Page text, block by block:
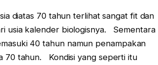
70 tahun terlihat sangat fit dan
usia kalender biologisnya. Sementara
40 tahun namun penampakan
70 tahun. Kondisi yang seperti itu